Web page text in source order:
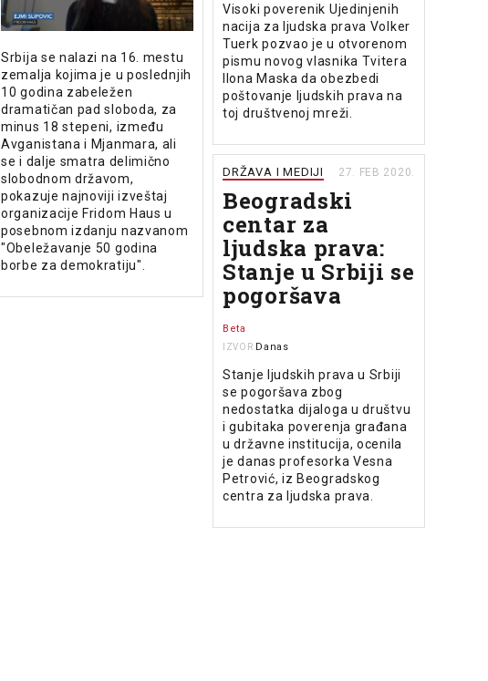
Srbija se nalazi na 16. mestu
zemalja kojima je u poslednjih
10 godina zabeležen
dramatičan pad sloboda, za
minus 18 stepeni, između
Avganistana i Mjanmara, ali
se i dalje smatra delimično
slobodnom državom,
pokazuje najnoviji izveštaj
organizacije Fridom Haus u
posebnom izdanju nazvanom
"Obeležavanje 50 godina
borbe za demokratiju".
Visoki poverenik Ujedinjenih
nacija za ljudska prava Volker
Tuerk pozvao je u otvorenom
pismu novog vlasnika Tvitera
Ilona Maska da obezbedi
poštovanje ljudskih prava na
toj društvenoj mreži.
DRŽAVA I MEDIJI 27. FEB 2020.
Beogradski
centar za
ljudska prava:
Stanje u Srbiji se
pogoršava
Beta
IZVOR Danas
Stanje ljudskih prava u Srbiji
se pogoršava zbog
nedostatka dijaloga u društvu
i gubitaka poverenja građana
u državne institucija, ocenila
je danas profesorka Vesna
Petrović, iz Beogradskog
centra za ljudska prava.